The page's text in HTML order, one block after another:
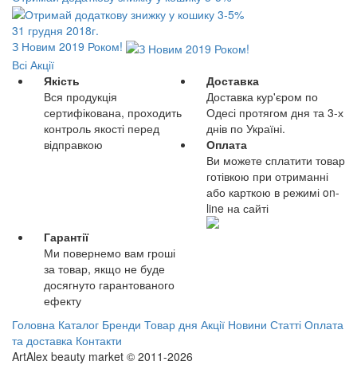
31 грудня 2018г.
З Новим 2019 Роком!
Всі Акції
Якість
Вся продукція
сертифікована, проходить
контроль якості перед
відправкою
Доставка
Доставка кур'єром по
Одесі протягом дня та 3-х
днів по Україні.
Оплата
Ви можете сплатити товар
готівкою при отриманні
або карткою в режимі on-
line на сайті
Гарантії
Ми повернемо вам гроші
за товар, якщо не буде
досягнуто гарантованого
ефекту
Головна Каталог Бренди Товар дня Акції Новини Статті Оплата
та доставка Контакти
ArtAlex beauty market © 2011-2026